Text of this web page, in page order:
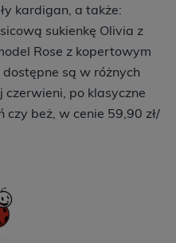
kardigan, a także:
sukienkę Olivia z
Rose z kopertowym
są w różnych
czerwieni, po klasyczne
czy beż, w cenie 59,90 zł/